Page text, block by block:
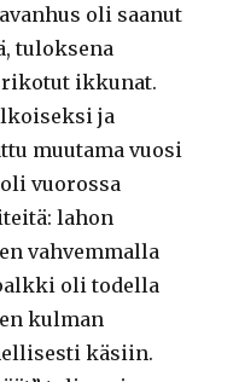
oli saanut
tuloksena
rikotut ikkunat.
ja
muutama vuosi
vuorossa
lahon
vahvemmalla
oli todella
kulman
käsiin.